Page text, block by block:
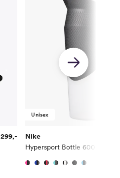
299,-
Unisex
Nike
Hypersport Bottle 600ml